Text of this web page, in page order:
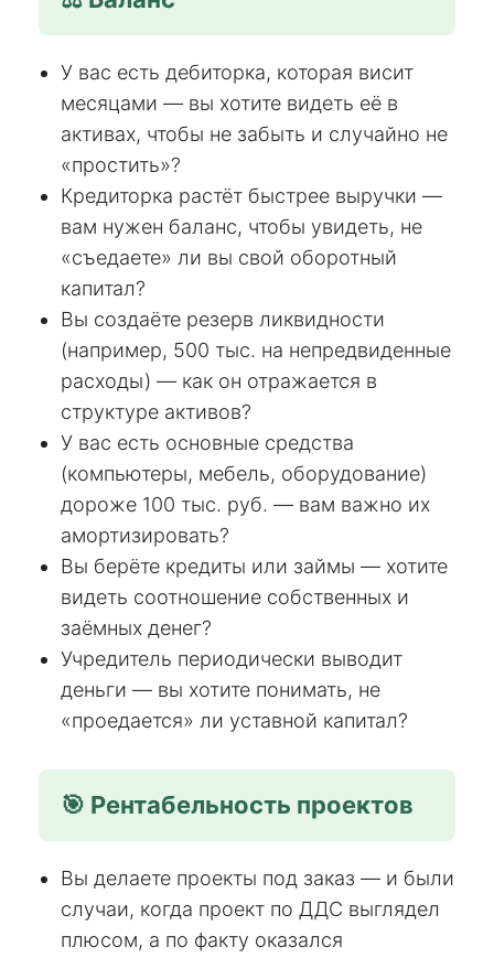
У вас есть дебиторка, которая висит
месяцами — вы хотите видеть её в
активах, чтобы не забыть и случайно не
«простить»?
Кредиторка растёт быстрее выручки —
вам нужен баланс, чтобы увидеть, не
«съедаете» ли вы свой оборотный
капитал?
Вы создаёте резерв ликвидности
(например, 500 тыс. на непредвиденные
расходы) — как он отражается в
структуре активов?
У вас есть основные средства
(компьютеры, мебель, оборудование)
дороже 100 тыс. руб. — вам важно их
амортизировать?
Вы берёте кредиты или займы — хотите
видеть соотношение собственных и
заёмных денег?
Учредитель периодически выводит
деньги — вы хотите понимать, не
«проедается» ли уставной капитал?
🎯 Рентабельность проектов
Вы делаете проекты под заказ — и были
случаи, когда проект по ДДС выглядел
плюсом, а по факту оказался